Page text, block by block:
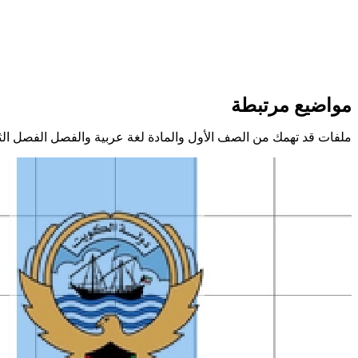
مواضيع مرتبطة
ملفات قد تهمك من الصف الأول والمادة لغة عربية والفصل الفصل